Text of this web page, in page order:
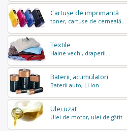
Cartușe de imprimantă
toner, cartușe de cerneală...
Textile
Haine vechi, draperii...
Baterii, acumulatori
Baterii auto, Li-Ion...
Ulei uzat
Ulei de motor, ulei de gătit...